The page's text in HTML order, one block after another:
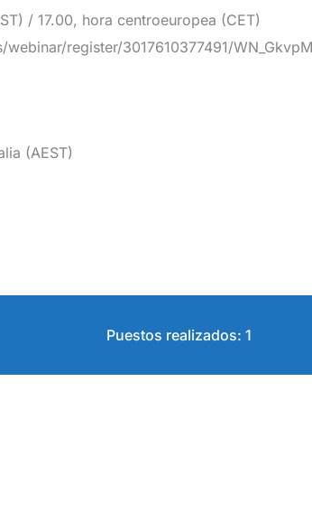
/ 17.00, hora centroeuropea (CET)
register/3017610377491/
(AEST)
Puestos realizados: 1